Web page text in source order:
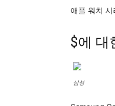
애플 워치
$에 대
삼성